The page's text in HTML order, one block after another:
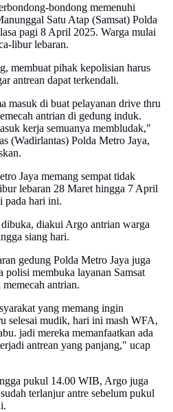
bondong memenuhi
Satu Atap (Samsat) Polda
pagi 8 April 2025. Warga mulai
libur lebaran.
membuat pihak kepolisian harus
antrean dapat terkendali.
masuk di buat pelayanan drive thru
antrian di gedung induk.
kerja semuanya membludak,"
(Wadirlantas) Polda Metro Jaya,
Jaya memang sempat tidak
lebaran 28 Maret hingga 7 April
pada hari ini.
diakui Argo antrian warga
siang hari.
gedung Polda Metro Jaya juga
polisi membuka layanan Samsat
antrian.
yang memang ingin
selesai mudik, hari ini mash WFA,
jadi mereka memanfaatkan ada
antrean yang panjang," ucap
pukul 14.00 WIB, Argo juga
terlanjur antre sebelum pukul